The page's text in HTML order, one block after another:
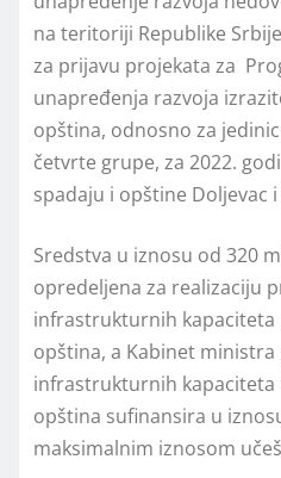
na teritoriji Republike
za prijavu projekata za
unapređenja razvoja
opština, odnosno za
četvrte grupe, za 2022.
spadaju i opštine Doljevac
Sredstva u iznosu od 320
opredeljena za realizaciju
infrastrukturnih
opština, a Kabinet
infrastrukturnih kapaciteta
opština sufinansira u
maksimalnim iznosom